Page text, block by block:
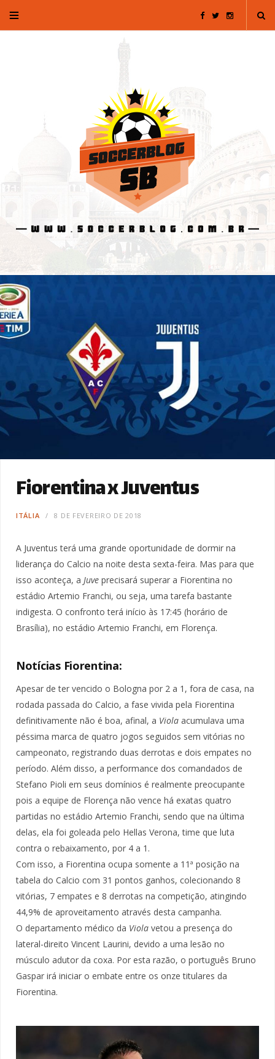
F T I
a
a
Fiorentina x Juventus
ITÁLIA 8 DE FEVEREIRO DE 2018
A Juventus terá uma grande oportunidade de dormir na
liderança do Calcio na noite desta sexta-feira. Mas para que
isso aconteça, a Juve precisará superar a Fiorentina no
estádio Artemio Franchi, ou seja, uma tarefa bastante
indigesta. O confronto terá início às 17:45 (horário de
Brasília), no estádio Artemio Franchi, em Florença.
Notícias Fiorentina:
Apesar de ter vencido o Bologna por 2 a 1, fora de casa, na
rodada passada do Calcio, a fase vivida pela Fiorentina
definitivamente não é boa, afinal, a Viola acumulava uma
péssima marca de quatro jogos seguidos sem vitórias no
campeonato, registrando duas derrotas e dois empates no
período. Além disso, a performance dos comandados de
Stefano Pioli em seus domínios é realmente preocupante
pois a equipe de Florença não vence há exatas quatro
partidas no estádio Artemio Franchi, sendo que na última
delas, ela foi goleada pelo Hellas Verona, time que luta
contra o rebaixamento, por 4 a 1.
Com isso, a Fiorentina ocupa somente a 11ª posição na
tabela do Calcio com 31 pontos ganhos, colecionando 8
vitórias, 7 empates e 8 derrotas na competição, atingindo
44,9% de aproveitamento através desta campanha.
O departamento médico da Viola vetou a presença do
lateral-direito Vincent Laurini, devido a uma lesão no
músculo adutor da coxa. Por esta razão, o português Bruno
Gaspar irá iniciar o embate entre os onze titulares da
Fiorentina.